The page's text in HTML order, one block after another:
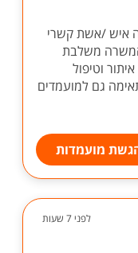
איש /אשת קשרי
המשרה משלבת
וטיפול
גם למועמדים
מועמדות
לפני 7 שעות